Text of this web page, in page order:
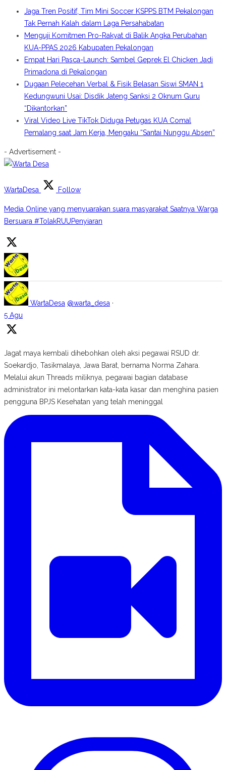
Jaga Tren Positif, Tim Mini Soccer KSPPS BTM Pekalongan
Tak Pernah Kalah dalam Laga Persahabatan
Menguji Komitmen Pro-Rakyat di Balik Angka Perubahan
KUA-PPAS 2026 Kabupaten Pekalongan
Empat Hari Pasca-Launch: Sambel Geprek El Chicken Jadi
Primadona di Pekalongan
Dugaan Pelecehan Verbal & Fisik Belasan Siswi SMAN 1
Kedungwuni Usai: Disdik Jateng Sanksi 2 Oknum Guru
“Dikantorkan”
Viral Video Live TikTok Diduga Petugas KUA Comal
Pemalang saat Jam Kerja, Mengaku “Santai Nunggu Absen”
- Advertisement -
WartaDesa Follow
Media Online yang menyuarakan suara masyarakat Saatnya Warga
Bersuara #TolakRUUPenyiaran
WartaDesa @warta_desa ·
5 Agu
Jagat maya kembali dihebohkan oleh aksi pegawai RSUD dr.
Soekardjo, Tasikmalaya, Jawa Barat, bernama Norma Zahara.
Melalui akun Threads miliknya, pegawai bagian database
administrator ini melontarkan kata-kata kasar dan menghina pasien
pengguna BPJS Kesehatan yang telah meninggal